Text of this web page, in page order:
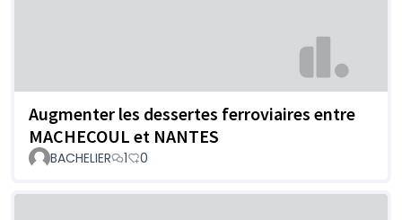
Augmenter les dessertes ferroviaires entre
MACHECOUL et NANTES
BACHELIER 1 0